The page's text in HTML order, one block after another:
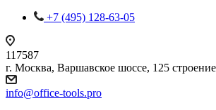
+7 (495) 128-63-05
117587
г. Москва, Варшавское шоссе, 125 строение
info@office-tools.pro